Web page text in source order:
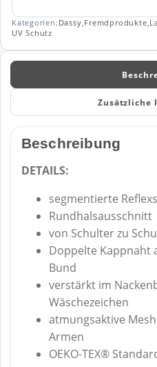
Carterville
(710037)
Menge
Kategorien: Dassy,Fremdprodukte,
UV Schutz
Zusätzliche
Beschreibung
DETAILS:
segmentierte
Rundhalsausschnitt
von Schulter zu
Doppelte Kappnaht
Bund
verstärkt im
Wäschezeichen
atmungsaktive
Armen
OEKO-TEX®